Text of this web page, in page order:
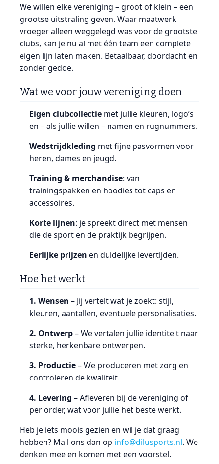
We willen elke vereniging – groot of klein – een
grootse uitstraling geven. Waar maatwerk
vroeger alleen weggelegd was voor de grootste
clubs, kan je nu al met één team een complete
eigen lijn laten maken. Betaalbaar, doordacht en
zonder gedoe.
Wat we voor jouw vereniging doen
Eigen clubcollectie met jullie kleuren, logo’s
en – als jullie willen – namen en rugnummers.
Wedstrijdkleding met fijne pasvormen voor
heren, dames en jeugd.
Training & merchandise: van
trainingspakken en hoodies tot caps en
accessoires.
Korte lijnen: je spreekt direct met mensen
die de sport en de praktijk begrijpen.
Eerlijke prijzen en duidelijke levertijden.
Hoe het werkt
1. Wensen – Jij vertelt wat je zoekt: stijl,
kleuren, aantallen, eventuele personalisaties.
2. Ontwerp– We vertalen jullie identiteit naar
sterke, herkenbare ontwerpen.
3. Productie– We produceren met zorg en
controleren de kwaliteit.
4. Levering – Afleveren bij de vereniging of
per order, wat voor jullie het beste werkt.
Heb je iets moois gezien en wil je dat graag
hebben? Mail ons dan op info@dilusports.nl. We
denken mee en komen met een voorstel.